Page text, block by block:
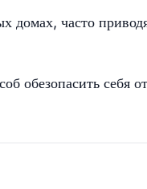
домах, часто
обезопасить себя от